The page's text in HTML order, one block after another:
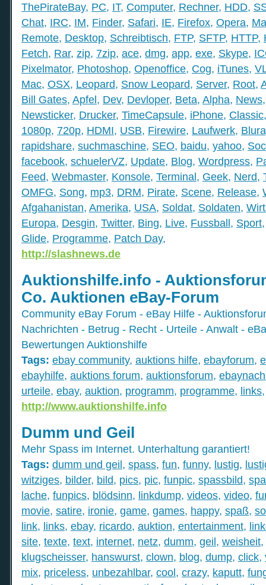
ThePirateBay, PC, IT, Computer, Rechner, HDD,
Chat, IRC, IM, Finder, Safari, IE, Firefox, Opera,
Remote, Desktop, Schreibtisch, FTP, SFTP, HTTP,
Fetch, Rar, zip, 7zip, ace, dmg, app, exe, Skype,
Pixelmator, Photoshop, Openoffice, Cog, iTunes,
Mac, OSX, Leopard, Snow Leopard, Server, Root,
Bill Gates, Apfel, Dev, Devloper, Beta, Alpha, News
Newsticker, Drucker, TimeCapsule, iPhone, Classic
1080p, 720p, HDMI, USB, Firewire, Laufwerk,
rapidshare, suchmaschine, SEO, baidu, yahoo,
facebook, schuelerVZ, Update, Blog, Wordpress,
Feed, Webmaster, Konsole, Terminal, Geek, Nerd,
OMFG, Song, mp3, DRM, Pirate, Scene, Release,
Afgahanistan, Amerika, USA, Soldat, Soldaten,
Europa, Desgin, Twitter, Bing, Live, Fussball, Sport
Glide, Programme, Patch Day,
http://slashnews.de
Auktionshilfe.info -
Co. Auktionen eBay-Forum
Community eBay Forum - eBay Hilfe -
Nachrichten - Betrug - Recht - Urteile - Anwalt -
Bewertungen Auktionshilfe
Tags: ebay community, auktions hilfe, ebayforum,
ebayhilfe, auktions forum, auktionsforum,
urteile, ebay, auktion, programm, programme, links
http://www.auktionshilfe.info
Dumm und Geil
Mehr Spass im Internet. Unterhaltung garantiert!
Tags: dumm und geil, spass, fun, funny, lustig,
witziges, bilder, bild, pics, pic, funpic, spassbild,
lache, funpics, blödsinn, linkdump, videos, video,
movie, satire, ironie, game, games, happy, spaß,
link, links, ebay, ricardo, auktion, entertainment,
site, texte, text, internet, netz, dumm, geil, weisheit,
klugscheisser, hanswurst, clown, blog, dump, click,
mix, priceless, unbezahlbar, cool, crazy, kaputt,